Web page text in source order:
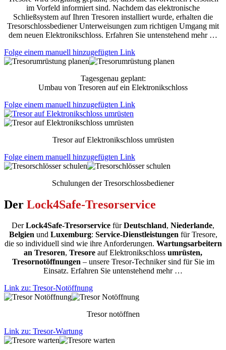
im Vorfeld informiert sind. Nachdem das elektronische
Schließsystem auf Ihren Tresoren installiert wurde, erhalten die
Tresorschlossbediener Unterweisungen zum richtigen Umgang mit
dem neuen Elektronikschloss. Erfahren Sie untenstehend mehr …
Folge einem manuell hinzugefügten Link
Tagesgenau geplant:
Umbau von Tresoren auf ein Elektronikschloss
Folge einem manuell hinzugefügten Link
Tresor auf Elektronikschloss umrüsten
Folge einem manuell hinzugefügten Link
Schulungen der Tresorschlossbediener
Der Lock4Safe-Tresorservice
DerLock4Safe-Tresorservice fürDeutschland, Niederlande,
Belgienund Luxemburg: Service-Dienstleistungenfür Tresore,
die so individuell sind wie ihre Anforderungen. Wartungsarbeitern
an Tresoren, Tresore auf Elektronikschloss umrüsten,
Tresornotöffnungen– unsere Tresor-Techniker sind für Sie im
Einsatz. Erfahren Sie untenstehend mehr …
Link zu: Tresor-Notöffnung
Tresor notöffnen
Link zu: Tresor-Wartung